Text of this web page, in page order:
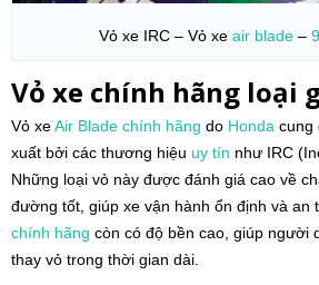
Vỏ xe IRC – Vỏ xe air blade–
Vỏ xe chính hãng loại
Vỏ xeAir Blade chính hãng do Honda cung
xuất bởi các thương hiệu uy tín như IRC
Những loại vỏ này được đánh giá cao về
đường tốt, giúp xe vận hành ổn định và an
chính hãng còn có độ bền cao, giúp người
thay vỏ trong thời gian dài.